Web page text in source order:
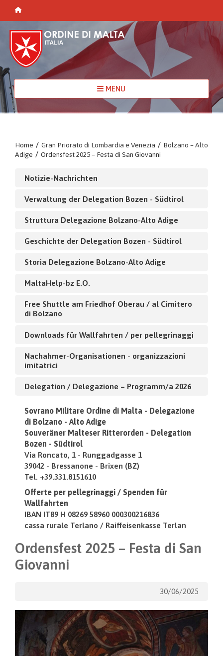
MENU
Home / Gran Priorato di Lombardia e Venezia / Bolzano – Alto
Adige / Ordensfest 2025 – Festa di San Giovanni
Notizie-Nachrichten
Verwaltung der Delegation Bozen - Südtirol
Struttura Delegazione Bolzano-Alto Adige
Geschichte der Delegation Bozen - Südtirol
Storia Delegazione Bolzano-Alto Adige
MaltaHelp-bz E.O.
Free Shuttle am Friedhof Oberau / al Cimitero
di Bolzano
Downloads für Wallfahrten / per pellegrinaggi
Nachahmer-Organisationen - organizzazioni
imitatrici
Delegation / Delegazione – Programm/a 2026
Sovrano Militare Ordine di Malta - Delegazione
di Bolzano - Alto Adige
Souveräner Malteser Ritterorden - Delegation
Bozen - Südtirol
Via Roncato, 1 - Runggadgasse 1
39042 - Bressanone - Brixen (BZ)
Tel. +39.331.8151610
Offerte per pellegrinaggi / Spenden für
Wallfahrten
IBAN IT89 H 08269 58960 000300216836
cassa rurale Terlano / Raiffeisenkasse Terlan
Ordensfest 2025 – Festa di San
Giovanni
30/06/2025